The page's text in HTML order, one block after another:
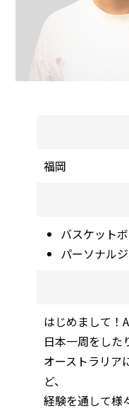
福岡
バスケット
パーソナル
はじめまして！
日本一周をした
オーストラリア
ど、
経験を通して様